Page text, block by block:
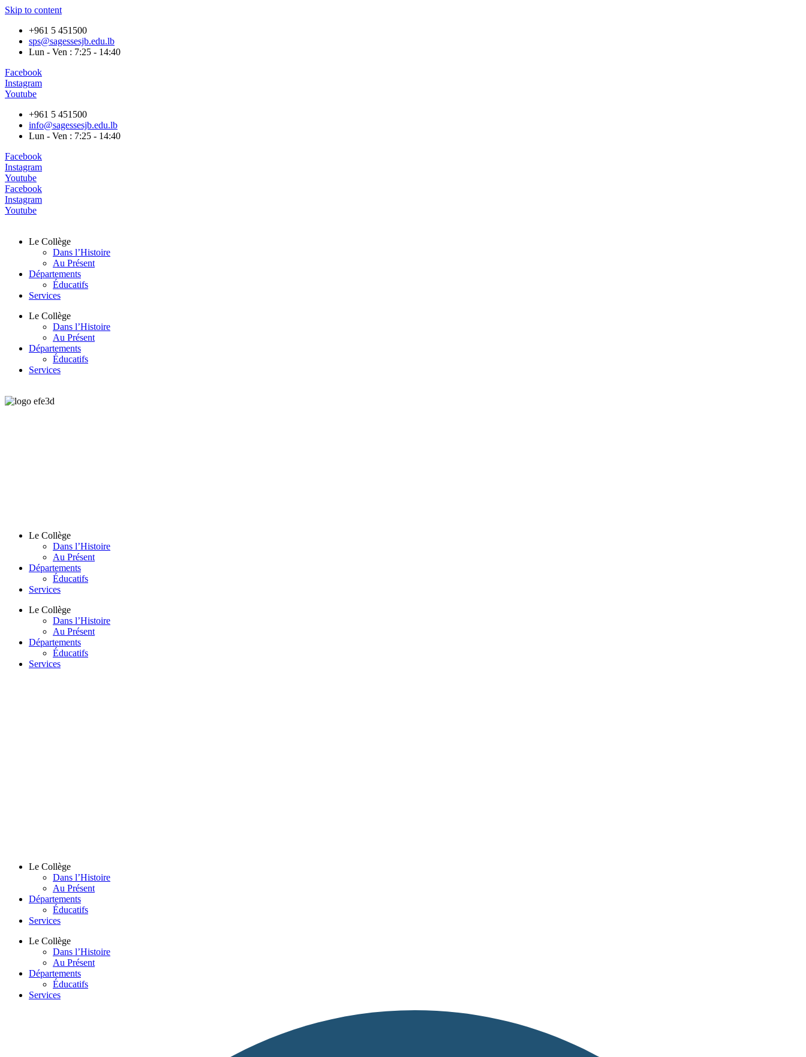
Skip to content
+961 5 451500
sps@sagessesjb.edu.lb
Lun - Ven : 7:25 - 14:40
Facebook
Instagram
Youtube
+961 5 451500
info@sagessesjb.edu.lb
Lun - Ven : 7:25 - 14:40
Facebook
Instagram
Youtube
Facebook
Instagram
Youtube
Le Collège
Dans l’Histoire
Au Présent
Départements
Éducatifs
Services
Le Collège
Dans l’Histoire
Au Présent
Départements
Éducatifs
Services
Le Collège
Dans l’Histoire
Au Présent
Départements
Éducatifs
Services
Le Collège
Dans l’Histoire
Au Présent
Départements
Éducatifs
Services
Le Collège
Dans l’Histoire
Au Présent
Départements
Éducatifs
Services
Le Collège
Dans l’Histoire
Au Présent
Départements
Éducatifs
Services